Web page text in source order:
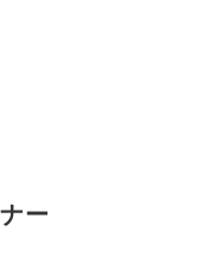
提供することはあ
扱いについて、各
ー